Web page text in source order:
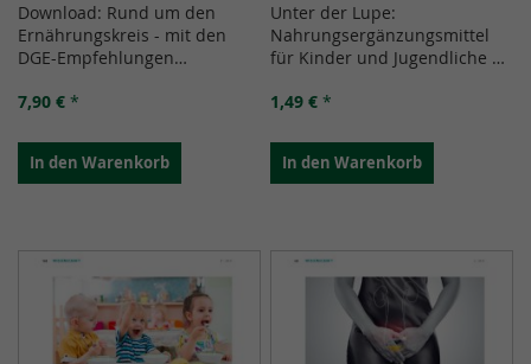
Download: Rund um den
Ernährungskreis - mit den
DGE-Empfehlungen
7,90 € *
In den Warenkorb
Unter der Lupe:
Nahrungsergänzungsmittel
für Kinder und Jugendliche –
Download
1,49 € *
In den Warenkorb